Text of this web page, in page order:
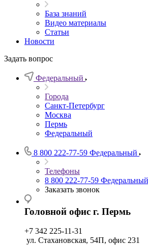
База знаний
Видео материалы
Статьи
Новости
Задать вопрос
Федеральный
Города
Санкт-Петербург
Москва
Пермь
Федеральный
8 800 222-77-59 Федеральный
Телефоны
8 800 222-77-59 Федеральный
Заказать звонок
Головной офис г. Пермь
+7 342 225-11-31
ул. Стахановская, 54П, офис 231